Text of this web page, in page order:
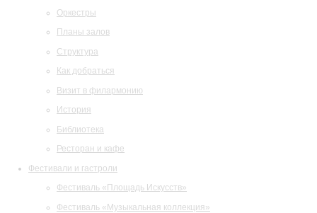
Оркестры
Планы залов
Структура
Как добраться
Визит в филармонию
История
Библиотека
Ресторан и кафе
Фестивали и гастроли
Фестиваль «Площадь Искусств»
Фестиваль «Музыкальная коллекция»